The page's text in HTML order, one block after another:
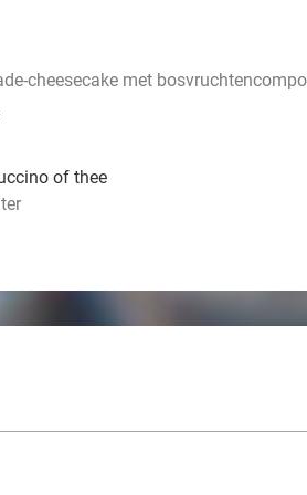
cheesecake met
of thee